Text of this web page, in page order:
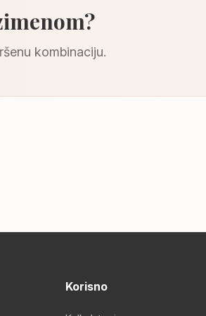
kombinaciju.
Korisno